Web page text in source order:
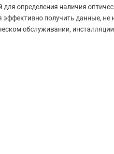
определения наличия
получить данные,
обслуживании,